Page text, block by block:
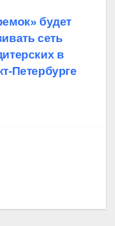
будет
сеть
в
Петербурге